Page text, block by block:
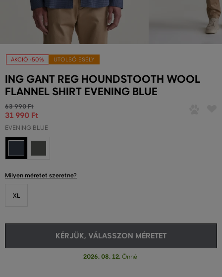
AKCIÓ -50% UTOLSÓ ESÉLY
ING GANT REG HOUNDSTOOTH WOOL
FLANNEL SHIRT EVENING BLUE
63 990 Ft
31 990 Ft
EVENING BLUE
Milyen méretet szeretne?
XL
KÉRJÜK, VÁLASSZON MÉRETET
2026. 08. 12. Önnél